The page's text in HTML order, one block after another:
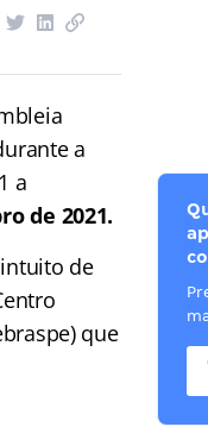
a
a
de 2021.
de
que